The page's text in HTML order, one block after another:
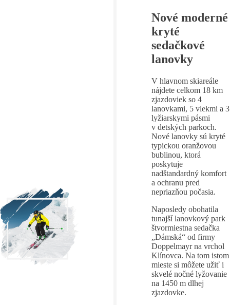
Nové moderné
kryté
sedačkové
lanovky
V hlavnom skiareále
nájdete celkom 18 km
zjazdoviek so 4
lanovkami, 5 vlekmi a 3
lyžiarskymi pásmi
v detských parkoch.
Nové lanovky sú kryté
typickou oranžovou
bublinou, ktorá
poskytuje
nadštandardný komfort
a ochranu pred
nepriazňou počasia.
Naposledy obohatila
tunajší lanovkový park
štvormiestna sedačka
„Dámská“ od firmy
Doppelmayr na vrchol
Klínovca. Na tom istom
mieste si môžete užiť i
skvelé nočné lyžovanie
na 1450 m dlhej
zjazdovke.